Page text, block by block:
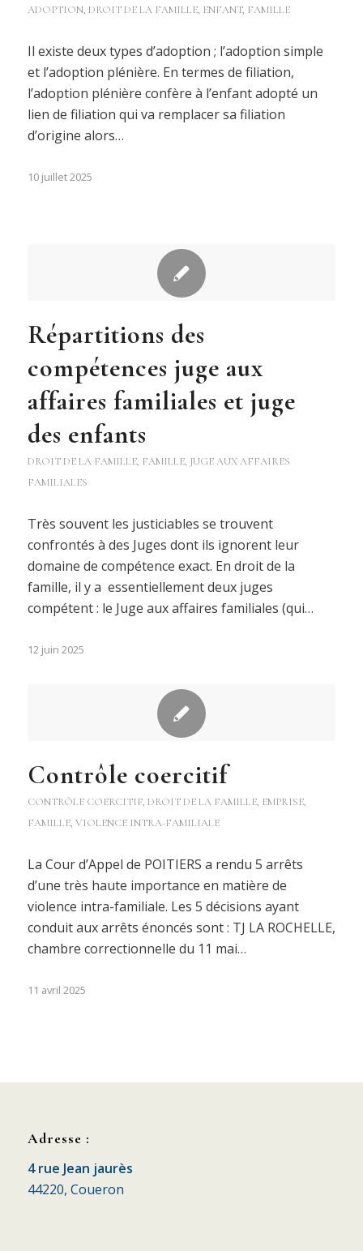
ADOPTION, DROIT DE LA FAMILLE, ENFANT, FAMILLE
Il existe deux types d’adoption ; l’adoption simple
et l’adoption plénière. En termes de filiation,
l’adoption plénière confère à l’enfant adopté un
lien de filiation qui va remplacer sa filiation
d’origine alors…
10 juillet 2025
Répartitions des
compétences juge aux
affaires familiales et juge
des enfants
DROIT DE LA FAMILLE, FAMILLE, JUGE AUX AFFAIRES
FAMILIALES
Très souvent les justiciables se trouvent
confrontés à des Juges dont ils ignorent leur
domaine de compétence exact. En droit de la
famille, il y a essentiellement deux juges
compétent : le Juge aux affaires familiales (qui…
12 juin 2025
Contrôle coercitif
CONTRÔLE COERCITIF, DROIT DE LA FAMILLE, EMPRISE,
FAMILLE, VIOLENCE INTRA-FAMILIALE
La Cour d’Appel de POITIERS a rendu 5 arrêts
d’une très haute importance en matière de
violence intra-familiale. Les 5 décisions ayant
conduit aux arrêts énoncés sont : TJ LA ROCHELLE,
chambre correctionnelle du 11 mai…
11 avril 2025
Adresse :
4 rue Jean jaurès
44220, Coueron